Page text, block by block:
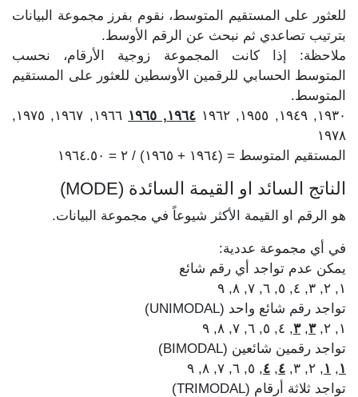
للعثور على المستقيم المتوسط، نقوم بفرز مجموعة البيانات
بترتيب تصاعدي ثم نبحث عن الرقم الأوسط.
ملاحظة: إذا كانت المجموعة زوجية الأرقام، نحسب
المتوسط الحسابي للرقمين الأوسطين للعثور على المستقيم
المتوسط.
١٩٣٠, ١٩٤٩, ١٩٥٥, ١٩٦٢
١٩٦٤, ١٩٦٥
١٩٦٦, ١٩٦٧, ١٩٧٥,
١٩٧٨
المستقيم المتوسط = (١٩٦٤ + ١٩٦٥) / ٢ = ١٩٦٤.٥٠
الناتج السائد او القيمة السائدة (MODE)
هو الرقم او القيمة الأكثر شيوعاً في مجموعة البيانات.
في أي مجموعة عددية:
يمكن عدم تواجد أي رقم شائع
١, ٢, ٣, ٤, ٥, ٦, ٧, ٨, ٩
تواجد رقم شائع واحد (UNIMODAL)
١, ٢,
٣,٣, ٤, ٥, ٦, ٧, ٨, ٩
تواجد رقمين شائعين (BIMODAL)
١, ١, ٢, ٣, ٤, ٤, ٥, ٦, ٧, ٨, ٩
تواجد ثلاثة أرقام (TRIMODAL)